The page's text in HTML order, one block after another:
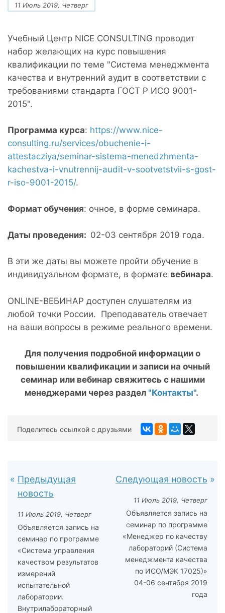
11 Июль 2019, Четверг
Учебный Центр NICE CONSULTING проводит
набор желающих на курс повышения
квалификации по теме "Система менеджмента
качества и внутренний аудит в соответствии с
требованиями стандарта ГОСТ Р ИСО 9001-
2015".
Программа курса: https://www.nice-
consulting.ru/services/obuchenie-i-
attestacziya/seminar-sistema-menedzhmenta-
kachestva-i-vnutrennij-audit-v-sootvetstvii-s-gost-
r-iso-9001-2015/.
Формат обучения: очное, в форме семинара.
Даты проведения: 02-03 сентября 2019 года.
В эти же даты вы можете пройти обучение в
индивидуальном формате, в формате вебинара.
ONLINE-ВЕБИНАР доступен слушателям из
любой точки России. Преподаватель отвечает
на ваши вопросы в режиме реального времени.
Для получения подробной информации о
повышении квалификации и записи на очный
семинар или вебинар свяжитесь с нашими
менеджерами через раздел "Контакты".
Поделитесь ссылкой с друзьями
Предыдущая
новость
11 Июль 2019, Четверг
Объявляется запись на
семинар по программе
«Система управления
качеством результатов
измерений
испытательной
лаборатории.
Внутрилабораторный
Следующая новость
11 Июль 2019, Четверг
Объявляется запись на
семинар по программе
«Менеджер по качеству
лабораторий (Система
менеджмента качества
по ИСО/МЭК 17025)»
04-06 сентября 2019
года